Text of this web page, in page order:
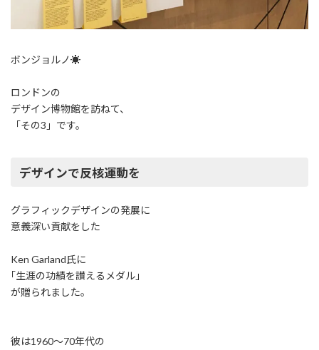
ボンジョルノ☀︎
ロンドンの
デザイン博物館を訪ねて、
「その3」です。
デザインで反核運動を
グラフィックデザインの発展に
意義深い貢献をした
Ken Garland氏に
｢生涯の功績を讃えるメダル｣
が贈られました。
彼は1960〜70年代の